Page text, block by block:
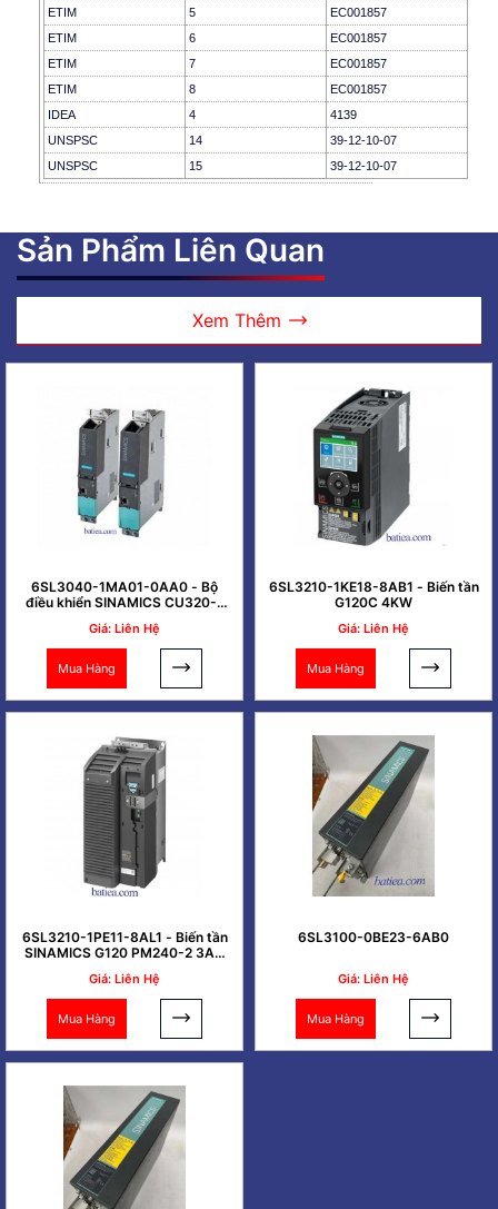
ETIM
5
EC001857
ETIM
6
EC001857
ETIM
7
EC001857
ETIM
8
EC001857
IDEA
4
4139
UNSPSC
14
39-12-10-07
UNSPSC
15 39-12-10-07
Sản Phẩm Liên Quan
Xem Thêm
6SL3040-1MA01-0AA0 - Bộ
điều khiển SINAMICS CU320-2
Giá: Liên Hệ
Mua Hàng
6SL3210-1KE18-8AB1 - Biến tần
G120C 4KW
Giá: Liên Hệ
Mua Hàng
6SL3210-1PE11-8AL1 - Biến tần
SINAMICS G120 PM240-2 3AC
Giá: Liên Hệ
Mua Hàng
6SL3100-0BE23-6AB0
Giá: Liên Hệ
Mua Hàng